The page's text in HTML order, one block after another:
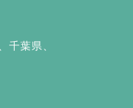
千葉県